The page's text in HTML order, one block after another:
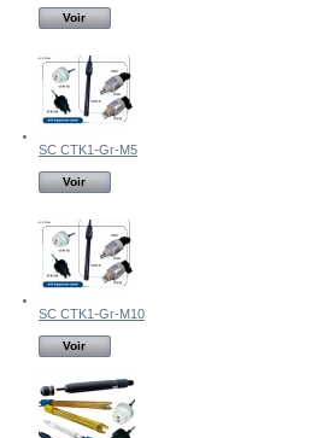
Voir
SC CTK1-Gr-M5
Voir
SC CTK1-Gr-M10
Voir